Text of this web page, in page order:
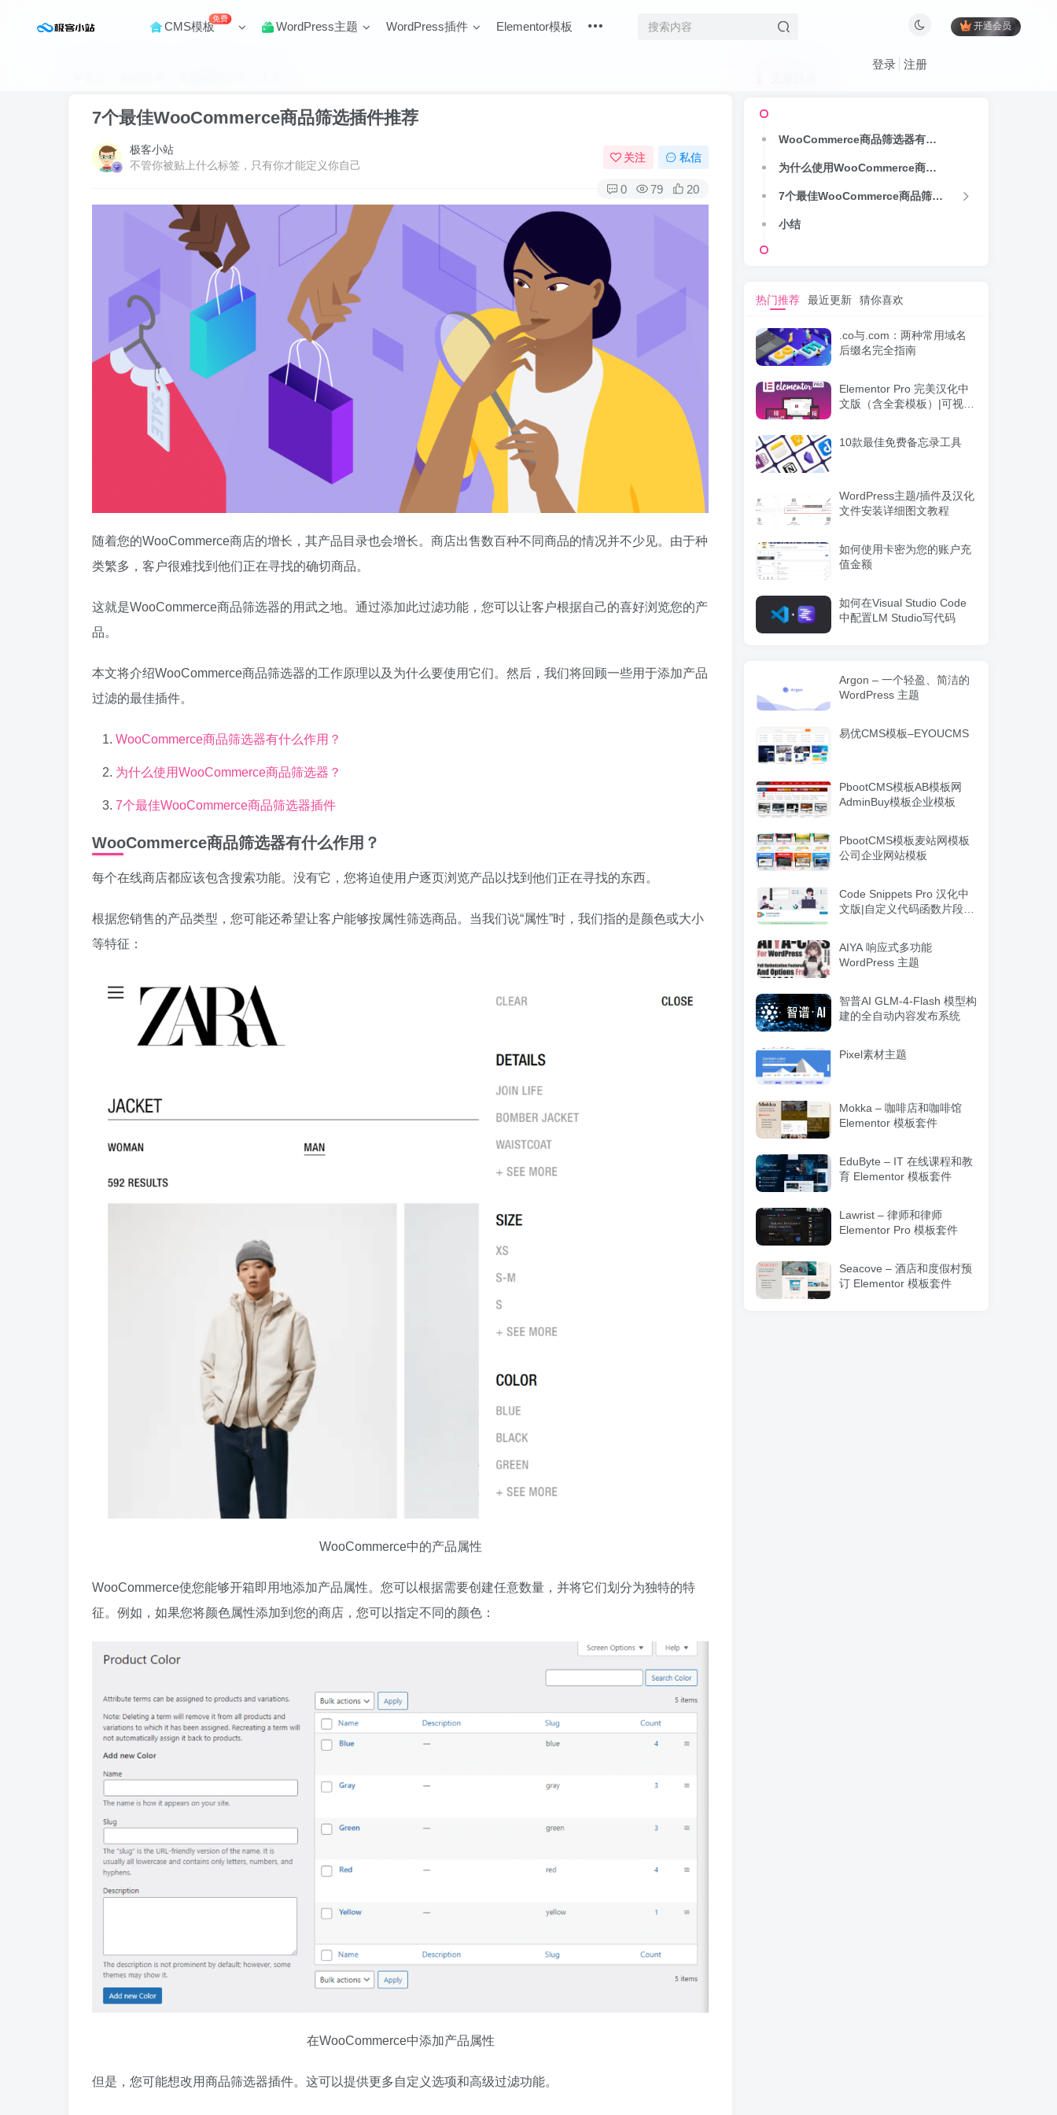
CMS模板
免费
WordPress主题 WordPress插件 Elementor模板 开通会员
登录 注册
7个最佳WooCommerce商品筛选插件推荐
极客小站
不管你被贴上什么标签，只有你才能定义你自己
关注 私信
0 79 20
随着您的WooCommerce商店的增长，其产品目录也会增长。商店出售数百种不同商品的情况并不少见。由于种
类繁多，客户很难找到他们正在寻找的确切商品。
这就是WooCommerce商品筛选器的用武之地。通过添加此过滤功能，您可以让客户根据自己的喜好浏览您的产
品。
本文将介绍WooCommerce商品筛选器的工作原理以及为什么要使用它们。然后，我们将回顾一些用于添加产品
过滤的最佳插件。
WooCommerce商品筛选器有什么作用？
为什么使用WooCommerce商品筛选器？
7个最佳WooCommerce商品筛选器插件
WooCommerce商品筛选器有什么作用？
每个在线商店都应该包含搜索功能。没有它，您将迫使用户逐页浏览产品以找到他们正在寻找的东西。
根据您销售的产品类型，您可能还希望让客户能够按属性筛选商品。当我们说“属性”时，我们指的是颜色或大小
等特征：
WooCommerce中的产品属性
WooCommerce使您能够开箱即用地添加产品属性。您可以根据需要创建任意数量，并将它们划分为独特的特
征。例如，如果您将颜色属性添加到您的商店，您可以指定不同的颜色：
在WooCommerce中添加产品属性
但是，您可能想改用商品筛选器插件。这可以提供更多自定义选项和高级过滤功能。
WooCommerce商品筛选器有什么作用？
为什么使用WooCommerce商品筛选器？
7个最佳WooCommerce商品筛选器插件
小结
热门推荐 最近更新 猜你喜欢
.co与.com：两种常用域名
后缀名完全指南
Elementor Pro 完美汉化中
文版（含全套模板）|可视化
10款最佳免费备忘录工具
WordPress主题/插件及汉化
文件安装详细图文教程
如何使用卡密为您的账户充
值金额
如何在Visual Studio Code
中配置LM Studio写代码
Argon – 一个轻盈、简洁的
WordPress 主题
易优CMS模板–EYOUCMS
PbootCMS模板AB模板网
AdminBuy模板企业模板
PbootCMS模板麦站网模板
公司企业网站模板
Code Snippets Pro 汉化中
文版|自定义代码函数片段管
AIYA 响应式多功能
WordPress 主题
智普AI GLM-4-Flash 模型构
建的全自动内容发布系统
Pixel素材主题
Mokka – 咖啡店和咖啡馆
Elementor 模板套件
EduByte – IT 在线课程和教
育 Elementor 模板套件
Lawrist – 律师和律师
Elementor Pro 模板套件
Seacove – 酒店和度假村预
订 Elementor 模板套件